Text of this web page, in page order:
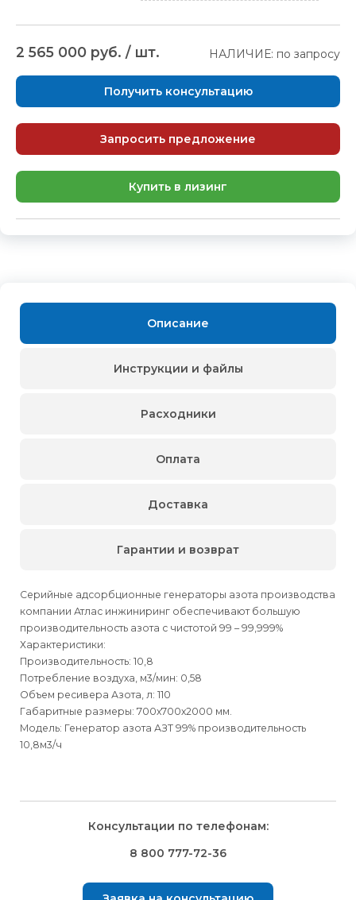
2 565 000 руб. / шт. НАЛИЧИЕ: по запросу
Получить консультацию
Запросить предложение
Купить в лизинг
Описание
Серийные адсорбционные генераторы азота производства
компании Атлас инжиниринг обеспечивают большую
производительность азота с чистотой 99 – 99,999%
Характеристики:
Производительность: 10,8
Потребление воздуха, м3/мин: 0,58
Объем ресивера Азота, л: 110
Габаритные размеры: 700х700х2000 мм.
Модель: Генератор азота АЗТ 99% производительность
10,8м3/ч
Инструкции и файлы
Расходники
Оплата
лиц
Способ оплаты
Выбрать вид оплаты Вы сможете в Корзине при
лиц
Доставка
Способыдоставки
Доставка осуществляется транспортными компаниями и
оплачивается покупателем при получении заказа.
Транспортную компанию Вы сможете выбрать в Корзине
Гарантии и возврат
лиц
Правила возврата товара, приобретённого
лиц
Консультации по телефонам:
8 800 777-72-36